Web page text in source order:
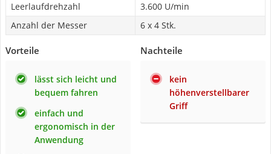
Leerlaufdrehzahl
3.600 U/min
Anzahl der Messer
6 x 4 Stk.
Vorteile
lässt sich leicht und
bequem fahren
einfach und
ergonomisch in der
Anwendung
Nachteile
kein
höhenverstellbarer
Griff